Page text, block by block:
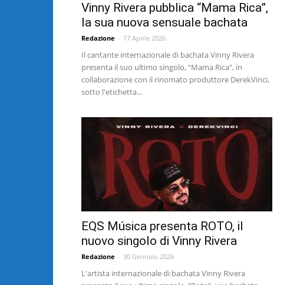
Vinny Rivera pubblica “Mama Rica”,
la sua nuova sensuale bachata
Redazione - 17 Aprile 2026
Il cantante internazionale di bachata Vinny Rivera
presenta il suo ultimo singolo, “Mama Rica”, in
collaborazione con il rinomato produttore DerekVinci,
sotto l'etichetta...
EQS Música presenta ROTO, il
nuovo singolo di Vinny Rivera
Redazione - 30 Gennaio 2026
L'artista internazionale di bachata Vinny Rivera